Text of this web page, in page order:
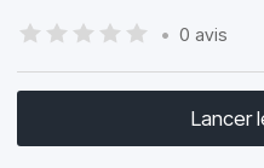
• 0 avis
Lancer